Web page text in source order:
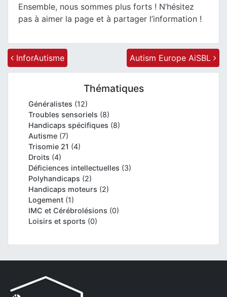
Ensemble, nous sommes plus forts ! N’hésitez
pas à aimer la page et à partager l’information !
Post navigation
InforAutisme Autism Europe AiSBL
Thématiques
Généralistes (12)
Troubles sensoriels (8)
Handicaps spécifiques (8)
Autisme (7)
Trisomie 21 (4)
Droits (4)
Déficiences intellectuelles (3)
Polyhandicaps (2)
Handicaps moteurs (2)
Logement (1)
IMC et Cérébrolésions (0)
Loisirs et sports (0)